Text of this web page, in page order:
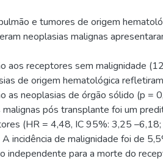
e tumores de origem
neoplasias malignas
aos receptores sem malignidade
de origem hematológica
as neoplasias de órgão sólido (p =
malignas pós transplante foi um
(HR = 4,48, IC 95%: 3,25
A incidência de malignidade foi de
independente para a morte do